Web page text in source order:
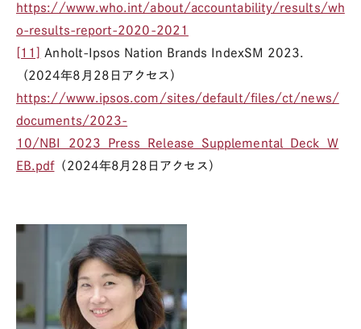
https://www.who.int/about/accountability/results/wh
o-results-report-2020-2021
[11] Anholt-Ipsos Nation Brands IndexSM 2023.
（2024年8 月 28 日アクセス）
https://www.ipsos.com/sites/default/files/ct/news/
documents/2023-
10/NBI_2023_Press_Release_Supplemental_Deck_W
EB.pdf（ 2024年8 月 28 日アクセス）